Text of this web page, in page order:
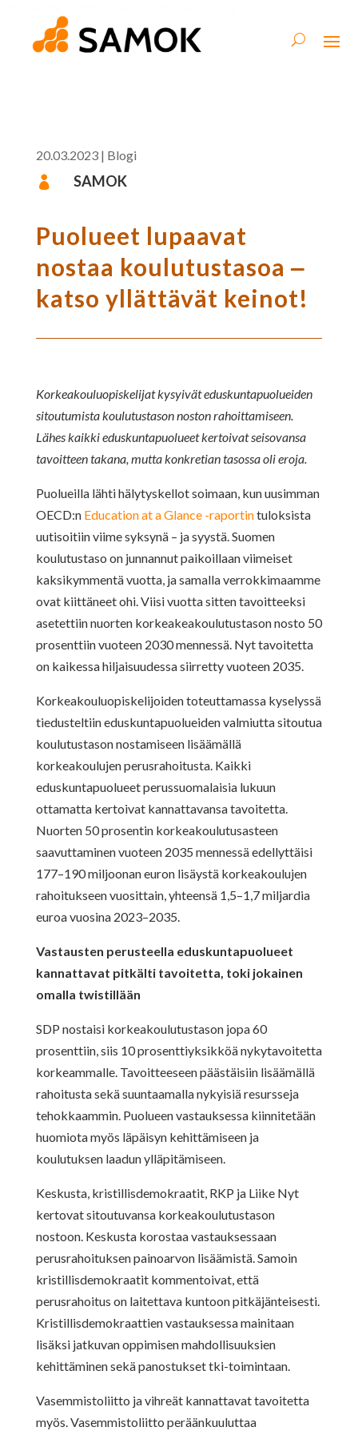
20.03.2023| Blogi
 SAMOK
Puolueet lupaavat
nostaa koulutustasoa ‒
katso yllättävät keinot!
Korkeakouluopiskelijat kysyivät eduskuntapuolueiden
sitoutumista koulutustason noston rahoittamiseen.
Lähes kaikki eduskuntapuolueet kertoivat seisovansa
tavoitteen takana, mutta konkretian tasossa oli eroja.
Puolueilla lähti hälytyskellot soimaan, kun uusimman
OECD:n Education at a Glance -raportintuloksista
uutisoitiin viime syksynä – ja syystä. Suomen
koulutustaso on junnannut paikoillaan viimeiset
kaksikymmentä vuotta, ja samalla verrokkimaamme
ovat kiittäneet ohi. Viisi vuotta sitten tavoitteeksi
asetettiin nuorten korkeakeakoulutustason nosto 50
prosenttiin vuoteen 2030 mennessä. Nyt tavoitetta
on kaikessa hiljaisuudessa siirretty vuoteen 2035.
Korkeakouluopiskelijoiden toteuttamassa kyselyssä
tiedusteltiin eduskuntapuolueiden valmiutta sitoutua
koulutustason nostamiseen lisäämällä
korkeakoulujen perusrahoitusta. Kaikki
eduskuntapuolueet perussuomalaisia lukuun
ottamatta kertoivat kannattavansa tavoitetta.
Nuorten 50 prosentin korkeakoulutusasteen
saavuttaminen vuoteen 2035 mennessä edellyttäisi
177–190 miljoonan euron lisäystä korkeakoulujen
rahoitukseen vuosittain, yhteensä 1,5–1,7 miljardia
euroa vuosina 2023–2035.
Vastausten perusteella eduskuntapuolueet
kannattavat pitkälti tavoitetta, toki jokainen
omalla twistillään
SDP nostaisi korkeakoulutustason jopa 60
prosenttiin, siis 10 prosenttiyksikköä nykytavoitetta
korkeammalle. Tavoitteeseen päästäisiin lisäämällä
rahoitusta sekä suuntaamalla nykyisiä resursseja
tehokkaammin. Puolueen vastauksessa kiinnitetään
huomiota myös läpäisyn kehittämiseen ja
koulutuksen laadun ylläpitämiseen.
Keskusta, kristillisdemokraatit, RKP ja Liike Nyt
kertovat sitoutuvansa korkeakoulutustason
nostoon. Keskusta korostaa vastauksessaan
perusrahoituksen painoarvon lisäämistä. Samoin
kristillisdemokraatit kommentoivat, että
perusrahoitus on laitettava kuntoon pitkäjänteisesti.
Kristillisdemokraattien vastauksessa mainitaan
lisäksi jatkuvan oppimisen mahdollisuuksien
kehittäminen sekä panostukset tki-toimintaan.
Vasemmistoliitto ja vihreät kannattavat tavoitetta
myös. Vasemmistoliitto peräänkuuluttaa